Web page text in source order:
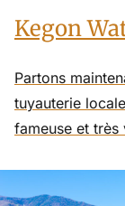
Kegon
Partons
tuyauterie
fameuse et très